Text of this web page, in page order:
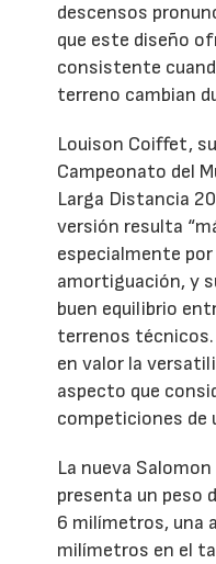
descensos
que este diseño
consistente
terreno cambian
Louison Coiffet,
Campeonato del
Larga Distancia
versión resulta
especialmente por
amortiguación, y
buen equilibrio
terrenos
en valor la
aspecto que
competiciones de
La nueva
presenta un peso
6 milímetros, una
milímetros en el